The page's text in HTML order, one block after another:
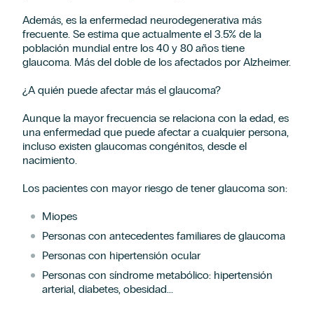
Además, es la enfermedad neurodegenerativa más
frecuente. Se estima que actualmente el 3.5% de la
población mundial entre los 40 y 80 años tiene
glaucoma. Más del doble de los afectados por Alzheimer.
¿A quién puede afectar más el glaucoma?
Aunque la mayor frecuencia se relaciona con la edad, es
una enfermedad que puede afectar a cualquier persona,
incluso existen glaucomas congénitos, desde el
nacimiento.
Los pacientes con mayor riesgo de tener glaucoma son:
Miopes
Personas con antecedentes familiares de glaucoma
Personas con hipertensión ocular
Personas con síndrome metabólico: hipertensión
arterial, diabetes, obesidad...